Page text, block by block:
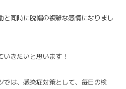
と同時に脱帽の複雑な感情になりまし
きたいと思います！
は、感染症対策として、毎日の検